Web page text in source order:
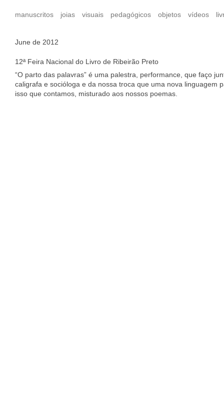
manuscritos joias visuais pedagógicos objetos vídeos
June de 2012
12ª Feira Nacional do Livro de Ribeirão Preto
“O parto das palavras” é uma palestra, performance, que faço
caligrafa e socióloga e da nossa troca que uma nova linguagem
isso que contamos, misturado aos nossos poemas.